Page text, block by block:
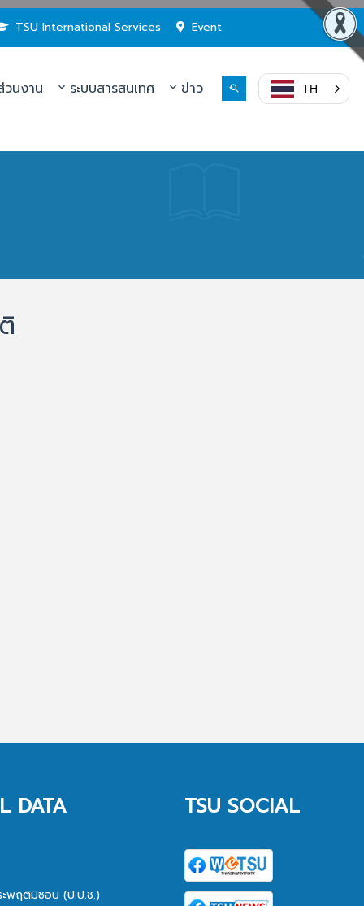
TSU International Services Event
นงาน ระบบสารสนเทศ ข่าว TH
DATA
ะพฤติมิชอบ (ป.ป.ช.)
TSU SOCIAL